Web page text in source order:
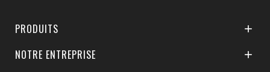
PRODUITS 
NOTRE ENTREPRISE 